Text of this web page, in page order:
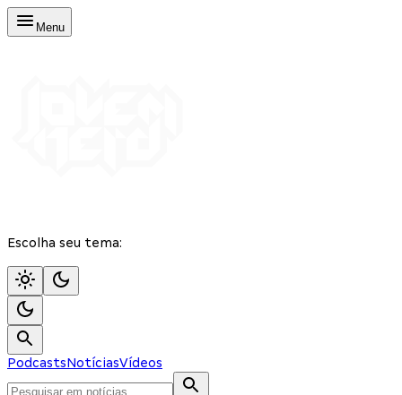
Menu
Escolha seu tema:
PodcastsNotíciasVídeos